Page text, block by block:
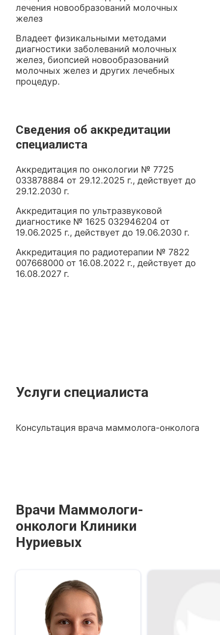
лечения новообразований молочных
желез
Владеет физикальными методами
диагностики заболеваний молочных
желез, биопсией новообразований
молочных желез и других лечебных
процедур.
Сведения об аккредитации
специалиста
Аккредитация по онкологии № 7725
033878884 от 29.12.2025 г., действует до
29.12.2030 г.
Аккредитация по ультразвуковой
диагностике № 1625 032946204 от
19.06.2025 г., действует до 19.06.2030 г.
Аккредитация по радиотерапии № 7822
007668000 от 16.08.2022 г., действует до
16.08.2027 г.
Услуги специалиста
Консультация врача маммолога-онколога
Врачи Маммологи-
онкологи Клиники
Нуриевых